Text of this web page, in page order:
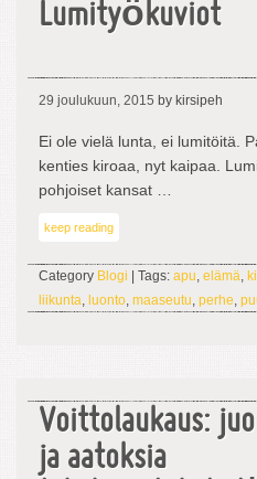
Lumityökuviot
29 joulukuun, 2015 by kirsipeh
Ei ole vielä lunta, ei lumitöitä.
kenties kiroaa, nyt kaipaa.
pohjoiset kansat …
keep reading
Category Blogi | Tags: apu, elämä,
liikunta, luonto, maaseutu, perhe,
Voittolaukaus:
ja aatoksia